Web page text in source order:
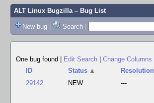
ALT Linux Bugzilla– Bug List
New bug | Search |
One bug found
Edit Search Change Columns
ID
Status ▲ Resolution
29142
NEW ---